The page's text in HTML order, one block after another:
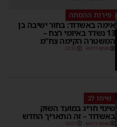
ההסתה
באשדוד: בחור ישיבה בן
13 נשדד באיומי רצח –
הקימה צח”מ
מנחם דויטש 22:32
לב
חריג במועד השוק
– זה התאריך החדש
מנחם דויטש 16:07